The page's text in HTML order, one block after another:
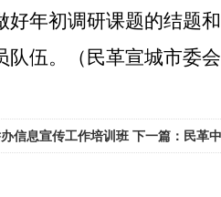
好年初调研课题的结题
伍。
（民革宣城市委
信息宣传工作培训班 下一篇：民革